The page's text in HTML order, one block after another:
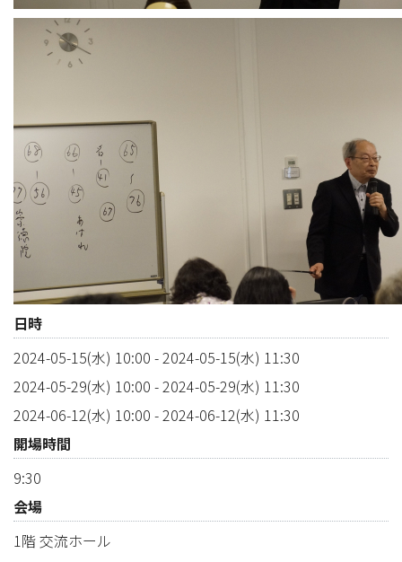
日時
2024-05-15(水) 10:00 -2024-05-15(水) 11:30
2024-05-29(水) 10:00 -2024-05-29(水) 11:30
2024-06-12(水) 10:00 -2024-06-12(水) 11:30
開場時間
9:30
会場
1階 交流ホール